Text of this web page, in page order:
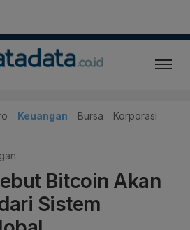
Keuangan Bursa Korporasi
Bitcoin Akan
Sistem